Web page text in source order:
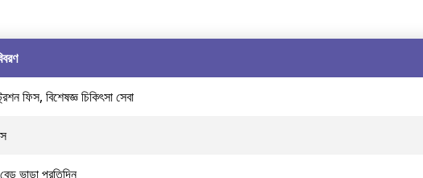
ফিস, বিশেষজ্ঞ চিকিৎসা সেবা
ভাড়া প্রতিদিন